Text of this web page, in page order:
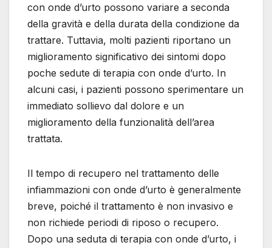
con onde d’urto possono variare a seconda
della gravità e della durata della condizione da
trattare. Tuttavia, molti pazienti riportano un
miglioramento significativo dei sintomi dopo
poche sedute di terapia con onde d’urto. In
alcuni casi, i pazienti possono sperimentare un
immediato sollievo dal dolore e un
miglioramento della funzionalità dell’area
trattata.
Il tempo di recupero nel trattamento delle
infiammazioni con onde d’urto è generalmente
breve, poiché il trattamento è non invasivo e
non richiede periodi di riposo o recupero.
Dopo una seduta di terapia con onde d’urto, i